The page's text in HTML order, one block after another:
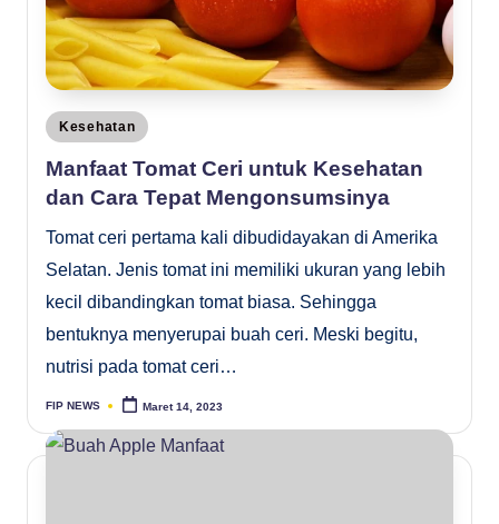
Posted
Kesehatan
Manfaat Tomat Ceri untuk Kesehatan
dan Cara Tepat Mengonsumsinya
Tomat ceri pertama kali dibudidayakan di Amerika
Selatan. Jenis tomat ini memiliki ukuran yang lebih
kecil dibandingkan tomat biasa. Sehingga
bentuknya menyerupai buah ceri. Meski begitu,
nutrisi pada tomat ceri…
Posted
FIP NEWS Maret 14, 2023